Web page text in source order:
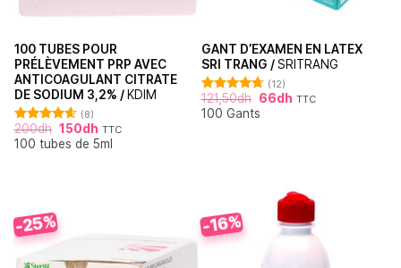
100 TUBES POUR
PRÉLÈVEMENT PRP AVEC
ANTICOAGULANT CITRATE
DE SODIUM 3,2% / KDIM
Note4.63
sur 5
(8)
200dh 150dh TTC
100 tubes de 5ml
GANT D’EXAMEN EN LATEX
SRI TRANG /SRITRANG
Note4.67
sur 5
(12)
121,50dh 66dh TTC
100 Gants
-25% -16%